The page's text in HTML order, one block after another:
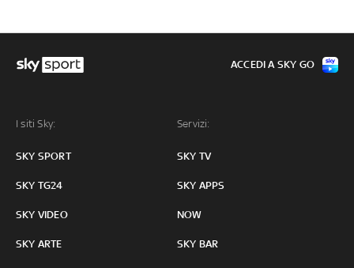
I siti Sky:
SKY SPORT
SKY TG24
SKY VIDEO
SKY ARTE
Servizi:
SKY TV
SKY APPS
NOW
SKY BAR
ACCEDI A SKY GO